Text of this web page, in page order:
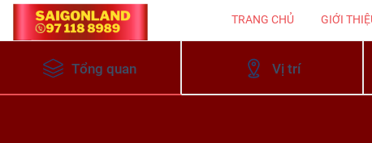
TRANG CHỦ GIỚI
Tổng quan Vị trí